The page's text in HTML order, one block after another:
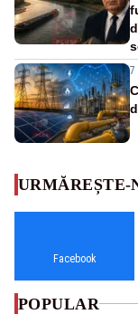
7
URMĂREȘTE-
Facebook
POPULAR